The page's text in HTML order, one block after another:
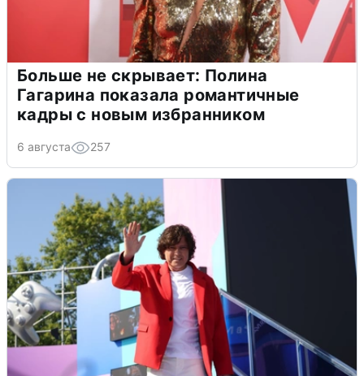
Больше не скрывает: Полина
Гагарина показала романтичные
кадры с новым избранником
6 августа 257